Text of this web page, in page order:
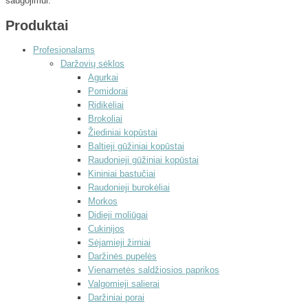
Produktai
Profesionalams
Daržovių sėklos
Agurkai
Pomidorai
Ridikėliai
Brokoliai
Žiediniai kopūstai
Baltieji gūžiniai kopūstai
Raudonieji gūžiniai kopūstai
Kininiai bastučiai
Raudonieji burokėliai
Morkos
Didieji moliūgai
Cukinijos
Sėjamieji žirniai
Daržinės pupelės
Vienametės saldžiosios paprikos
Valgomieji salierai
Daržiniai porai